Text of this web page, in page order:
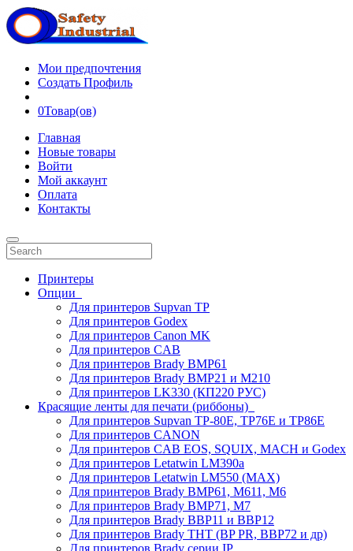
Мои предпочтения
Создать Профиль
0Товар(ов)
Главная
Новые товары
Войти
Мой аккаунт
Оплата
Контакты
Принтеры
Опции
Для принтеров Supvan TP
Для принтеров Godex
Для принтеров Canon MK
Для принтеров CAB
Для принтеров Brady BMP61
Для принтеров Brady BMP21 и M210
Для принтеров LK330 (КП220 РУС)
Красящие ленты для печати (риббоны)
Для принтеров Supvan TP-80E, TP76E и TP86E
Для принтеров CANON
Для принтеров CAB EOS, SQUIX, MACH и Godex
Для принтеров Letatwin LM390a
Для принтеров Letatwin LM550 (MAX)
Для принтеров Brady BMP61, M611, M6
Для принтеров Brady BMP71, M7
Для принтеров Brady BBP11 и BBP12
Для принтеров Brady THT (BP PR, BBP72 и др)
Для принтеров Brady серии IP